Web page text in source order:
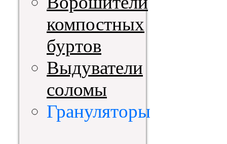
компостных
буртов
Выдуватели
соломы
Грануляторы